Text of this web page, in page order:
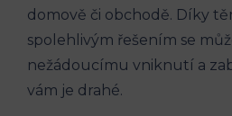
domově či obchodě. Díky
spolehlivým řešením se
nežádoucímu vniknutí a
vám je drahé.